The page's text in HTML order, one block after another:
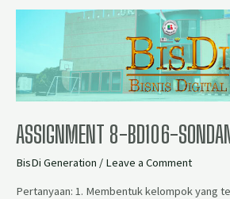
ASSIGNMENT 8-BD106-
BisDi Generation / Leave a Comment
Pertanyaan: 1. Membentuk kelompok yang